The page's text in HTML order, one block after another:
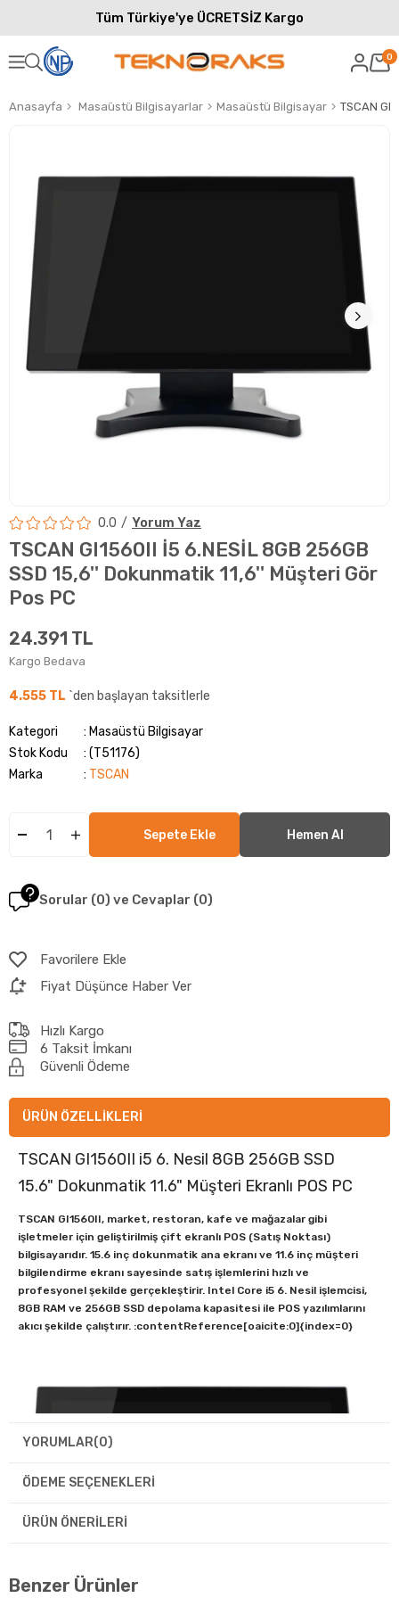
Tüm Türkiye'ye ÜCRETSİZ Kargo
0
Anasayfa Masaüstü Bilgisayarlar Masaüstü Bilgisayar
0.0 Yorum Yaz
TSCAN GI1560II İ5 6.NESİL 8GB 256GB
SSD 15,6'' Dokunmatik 11,6'' Müşteri Gör
Pos PC
24.391 TL
Kargo Bedava
4.555 TL `den başlayan taksitlerle
Kategori
Masaüstü Bilgisayar
Stok Kodu
(T51176)
Marka
: TSCAN
Sorular (0) ve Cevaplar (0)
Favorilere Ekle
Fiyat Düşünce Haber Ver
Hızlı Kargo
6 Taksit İmkanı
Güvenli Ödeme
ÜRÜN ÖZELLIKLERI
TSCAN GI1560II i5 6. Nesil 8GB 256GB SSD
15.6" Dokunmatik 11.6" Müşteri Ekranlı POS PC
TSCAN GI1560II, market, restoran, kafe ve mağazalar gibi
işletmeler için geliştirilmiş çift ekranlı POS (Satış Noktası)
bilgisayarıdır. 15.6 inç dokunmatik ana ekranı ve 11.6 inç müşteri
bilgilendirme ekranı sayesinde satış işlemlerini hızlı ve
profesyonel şekilde gerçekleştirir. Intel Core i5 6. Nesil işlemcisi,
8GB RAM ve 256GB SSD depolama kapasitesi ile POS yazılımlarını
akıcı şekilde çalıştırır. :contentReference[oaicite:0]{index=0}
YORUMLAR(0)
ÖDEME SEÇENEKLERI
ÜRÜN ÖNERILERI
Benzer Ürünler